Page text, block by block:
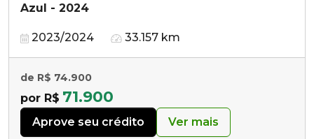
Azul - 2024
2023/2024 33.157 km
de R$ 74.900
por R$ 71.900
Aprove seu crédito Ver mais